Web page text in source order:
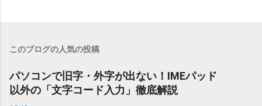
このブログの人気の投稿
パソコンで旧字・外字が出ない！IMEパッド
以外の「文字コード入力」徹底解説